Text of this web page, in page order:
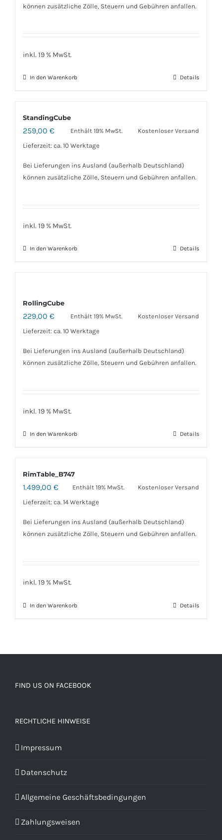
können zusätzliche Zölle, Steuern und Gebühren anfallen.
inkl. 19 % MwSt.
In den Warenkorb Details
StandingCube
259,00 € Enthält 19% MwSt.
Kostenloser Versand
Lieferzeit: ca. 10 Werktage
Bei Lieferungen ins Ausland (außerhalb Deutschland)
können zusätzliche Zölle, Steuern und Gebühren anfallen.
inkl. 19 % MwSt.
In den Warenkorb Details
RollingCube
229,00 € Enthält 19% MwSt.
Kostenloser Versand
Lieferzeit: ca. 10 Werktage
Bei Lieferungen ins Ausland (außerhalb Deutschland)
können zusätzliche Zölle, Steuern und Gebühren anfallen.
inkl. 19 % MwSt.
In den Warenkorb Details
RimTable_B747
1.499,00 € Enthält 19% MwSt.
Kostenloser Versand
Lieferzeit: ca. 14 Werktage
Bei Lieferungen ins Ausland (außerhalb Deutschland)
können zusätzliche Zölle, Steuern und Gebühren anfallen.
inkl. 19 % MwSt.
In den Warenkorb Details
FIND US ON FACEBOOK
RECHTLICHE HINWEISE
Impressum
Datenschutz
Allgemeine Geschäftsbedingungen
Zahlungsweisen